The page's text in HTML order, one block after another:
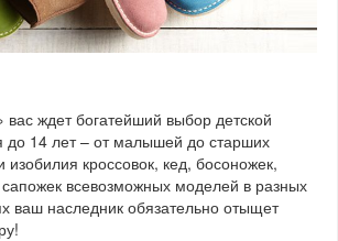
вас ждет богатейший выбор детской
до 14 лет – от малышей до старших
кроссовок, кед, босоножек,
всевозможных моделей в разных
ваш наследник обязательно отыщет